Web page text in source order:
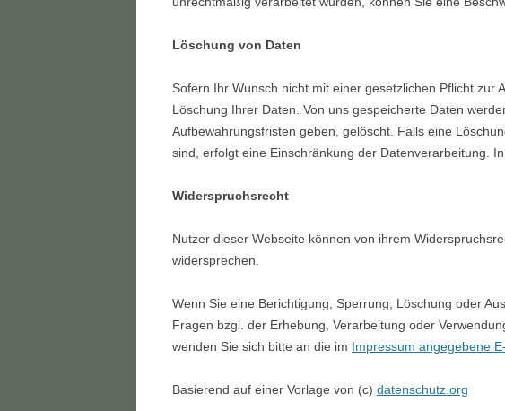
Löschung von Daten
Sofern Ihr Wunsch nicht mit einer gesetzlichen Pflicht
Löschung Ihrer Daten. Von uns gespeicherte Daten
Aufbewahrungsfristen geben, gelöscht. Falls eine
sind, erfolgt eine Einschränkung der Datenverarbeitung.
Widerspruchsrecht
Nutzer dieser Webseite können von ihrem
widersprechen.
Wenn Sie eine Berichtigung, Sperrung, Löschung oder
Fragen bzgl. der Erhebung, Verarbeitung oder
wenden Sie sich bitte an die im Impressum angegebene
Basierend auf einer Vorlage von (c) datenschutz.org